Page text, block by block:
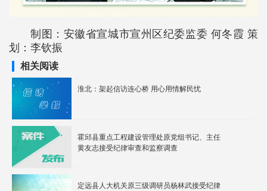
制图：安徽省宣城市宣州区纪委监委 何冬霞 策
划：李钦振
相关阅读
淮北：架起信访连心桥 用心用情解民忧
霍邱县重点工程建设管理处原党组书记、主任
黄友志接受纪律审查和监察调查
定远县人大机关原三级调研员杨林武接受纪律